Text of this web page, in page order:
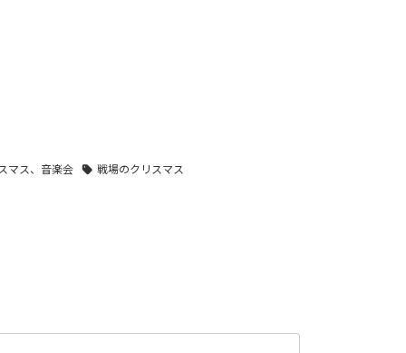
マス、音楽会 戦場のクリスマス